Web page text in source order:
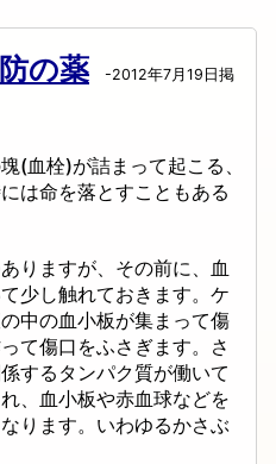
の薬 -2012年7月19日掲
(血栓)が詰まって起こる、
は命を落とすこともある
りますが、その前に、血
少し触れておきます。ケ
中の血小板が集まって傷
て傷口をふさぎます。さ
するタンパク質が働いて
、血小板や赤血球などを
ります。いわゆるかさぶ